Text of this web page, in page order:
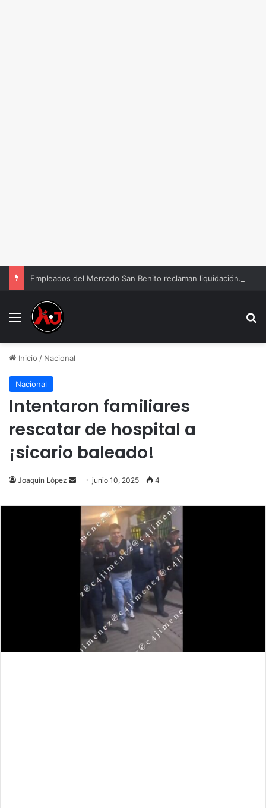
Empleados del Mercado San Benito reclaman liquidación tras cierre
Menu
Inicio / Nacional
Nacional
Intentaron familiares
rescatar de hospital a
¡sicario baleado!
Joaquín López
Send
email
junio 10, 2025 4